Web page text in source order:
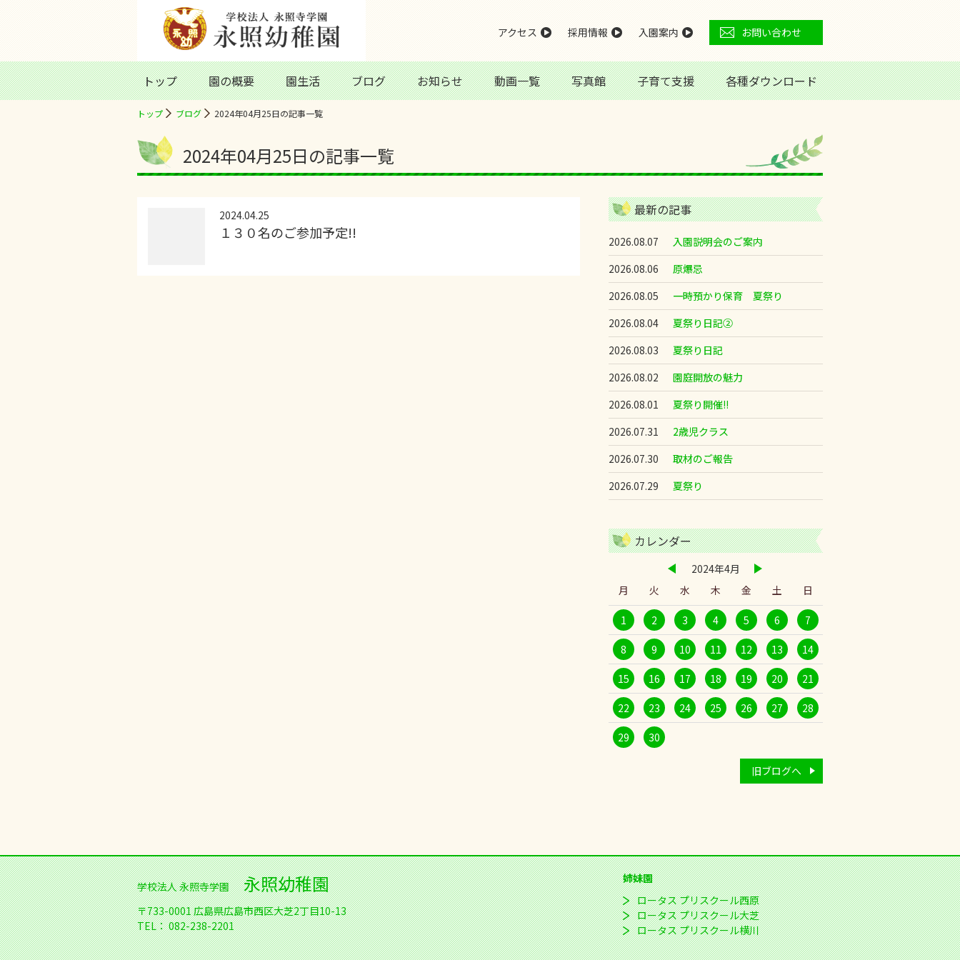
トップ 園の概要 園生活 ブログ お知らせ 動画一覧 写真館 子育て支援 各種ダウンロード
アクセス 採用情報 入園案内 お問い合わせ
トップ ブログ 2024年04月25日の記事一覧
2024年04月25日の記事一覧
2024.04.25
１３０名のご参加予定!!
最新の記事
2026.08.07
入園説明会のご案内
2026.08.06
原爆忌
2026.08.05
一時預かり保育 夏祭り
2026.08.04
夏祭り日記②
2026.08.03
夏祭り日記
2026.08.02
園庭開放の魅力
2026.08.01
夏祭り開催!!
2026.07.31
2歳児クラス
2026.07.30
取材のご報告
2026.07.29
夏祭り
カレンダー
2024年4月
月
火 水 木 金 土 日
1 2 3 4 5 6 7
8 9 10 11 12 13 14
15 16 17 18 19 20 21
22 23 24 25 26 27 28
29 30
旧ブログへ
学校法人 永照寺学園 永照幼稚園
〒733-0001広島県広島市西区大芝2丁目10-13
TEL：082-238-2201
姉妹園
ロータス プリスクール西原
ロータス プリスクール大芝
ロータス プリスクール横川